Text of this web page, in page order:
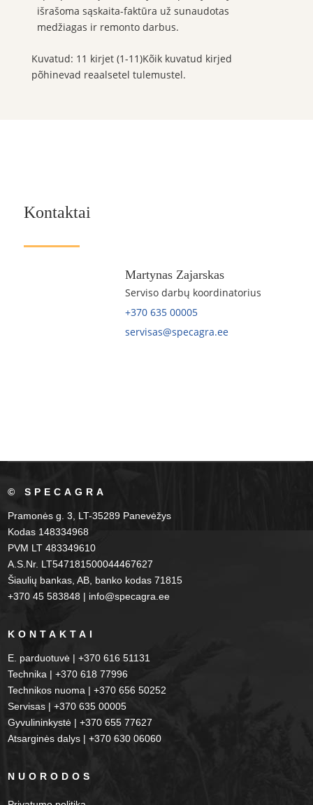
išrašoma sąskaita-faktūra už sunaudotas
medžiagas ir remonto darbus.
Kuvatud: 11 kirjet (1-11)Kõik kuvatud kirjed
põhinevad reaalsetel tulemustel.
Kontaktai
Martynas Zajarskas
Serviso darbų koordinatorius
+370 635 00005
servisas@specagra.ee
© SPECAGRA
Pramonės g. 3, LT-35289 Panevėžys
Kodas 148334968
PVM LT 483349610
A.S.Nr. LT547181500044467627
Šiaulių bankas, AB, banko kodas 71815
+370 45 583848 | info@specagra.ee
KONTAKTAI
E. parduotuvė | +370 616 51131
Technika | +370 618 77996
Technikos nuoma | +370 656 50252
Servisas | +370 635 00005
Gyvulininkystė | +370 655 77627
Atsarginės dalys | +370 630 06060
NUORODOS